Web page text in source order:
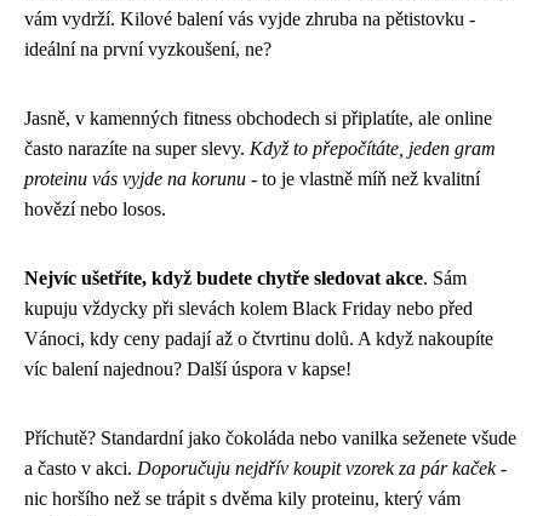
vám vydrží. Kilové balení vás vyjde zhruba na pětistovku -
ideální na první vyzkoušení, ne?
Jasně, v kamenných fitness obchodech si připlatíte, ale online
často narazíte na super slevy. Když to přepočítáte, jeden gram
proteinu vás vyjde na korunu - to je vlastně míň než kvalitní
hovězí nebo losos.
Nejvíc ušetříte, když budete chytře sledovat akce. Sám
kupuju vždycky při slevách kolem Black Friday nebo před
Vánoci, kdy ceny padají až o čtvrtinu dolů. A když nakoupíte
víc balení najednou? Další úspora v kapse!
Příchutě? Standardní jako čokoláda nebo vanilka seženete všude
a často v akci. Doporučuju nejdřív koupit vzorek za pár kaček-
nic horšího než se trápit s dvěma kily proteinu, který vám